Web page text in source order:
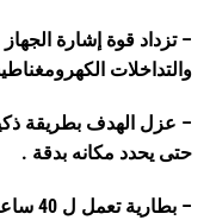
– تزداد قوة إشارة
والتداخلات
– عزل الهدف بطريقة
حتى يحدد مكانه بدقة .
– بطارية تعمل ل 40 ساعة متواصلة وبقوة ثابتة .